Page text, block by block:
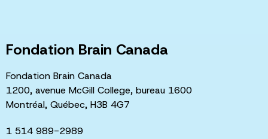
Fondation Brain Canada
Fondation Brain Canada
1200, avenue McGill College, bureau 1600
Montréal, Québec, H3B 4G7
1 514 989-2989